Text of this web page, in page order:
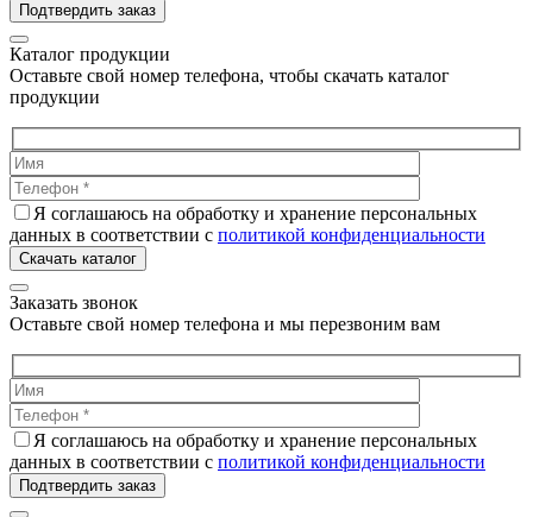
Подтвердить заказ
Каталог продукции
Оставьте свой номер телефона, чтобы скачать каталог
продукции
Я соглашаюсь на обработку и хранение персональных
данных в соответствии с политикой конфиденциальности
Скачать каталог
Заказать звонок
Оставьте свой номер телефона и мы перезвоним вам
Я соглашаюсь на обработку и хранение персональных
данных в соответствии с политикой конфиденциальности
Подтвердить заказ